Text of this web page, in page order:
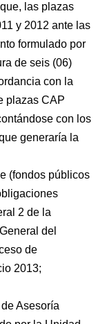
las plazas
y 2012 ante las
formulado por
de seis (06)
con la
plazas CAP
con los
generaría la
(fondos públicos
2 de la
del
de
2013;
Asesoría